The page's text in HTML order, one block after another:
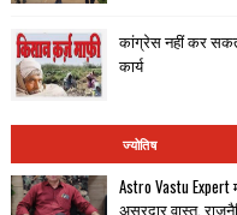
कांग्रेस नहीं कर
कार्य
ज्योतिष
Astro Vastu
असरदार वास्तु,